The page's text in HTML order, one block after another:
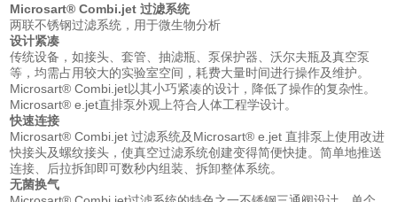
Microsart® Combi.jet 过滤系统
两联不锈钢过滤系统，用于微生物分析
设计紧凑
传统设备，如接头、套管、抽滤瓶、泵保护器、沃尔夫瓶及真空泵
等，均需占用较大的实验室空间，耗费大量时间进行操作及维护。
Microsart® Combi.jet以其小巧紧凑的设计，降低了操作的复杂性。
Microsart® e.jet直排泵外观上符合人体工程学设计。
快速连接
Microsart® Combi.jet 过滤系统及Microsart® e.jet 直排泵上使用改进
快接头及螺纹接头，使真空过滤系统创建变得简便快捷。简单地推送
连接、后拉拆卸即可数秒内组装、拆卸整体系统。
无菌换气